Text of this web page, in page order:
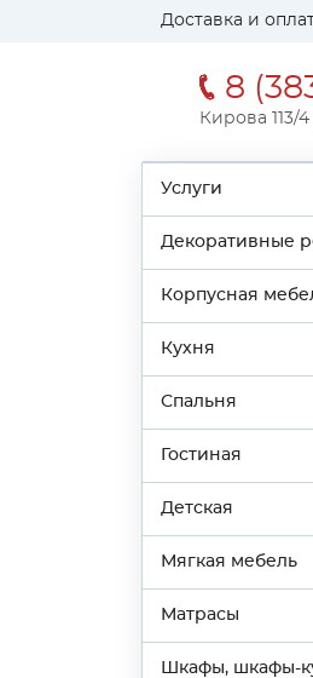
Доставка и
8
Кирова 113/4
Услуги
Декоративные
Корпусная
Кухня
Спальня
Гостиная
Детская
Мягкая мебель
Матрасы
Шкафы, шкафы-